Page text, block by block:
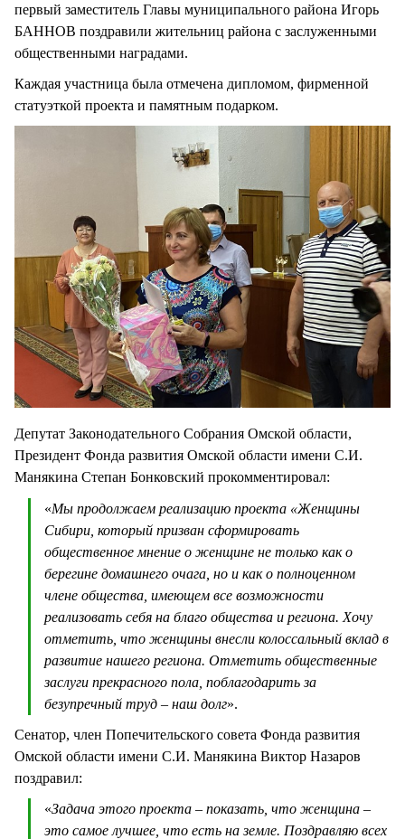
первый заместитель Главы муниципального района Игорь
БАННОВ поздравили жительниц района с заслуженными
общественными наградами.
Каждая участница была отмечена дипломом, фирменной
статуэткой проекта и памятным подарком.
Депутат Законодательного Собрания Омской области,
Президент Фонда развития Омской области имени С.И.
Манякина Степан Бонковский прокомментировал:
«Мы продолжаем реализацию проекта «Женщины
Сибири, который призван сформировать
общественное мнение о женщине не только как о
берегине домашнего очага, но и как о полноценном
члене общества, имеющем все возможности
реализовать себя на благо общества и региона. Хочу
отметить, что женщины внесли колоссальный вклад в
развитие нашего региона. Отметить общественные
заслуги прекрасного пола, поблагодарить за
безупречный труд – наш долг».
Сенатор, член Попечительского совета Фонда развития
Омской области имени С.И. Манякина Виктор Назаров
поздравил:
«Задача этого проекта – показать, что женщина –
это самое лучшее, что есть на земле. Поздравляю всех